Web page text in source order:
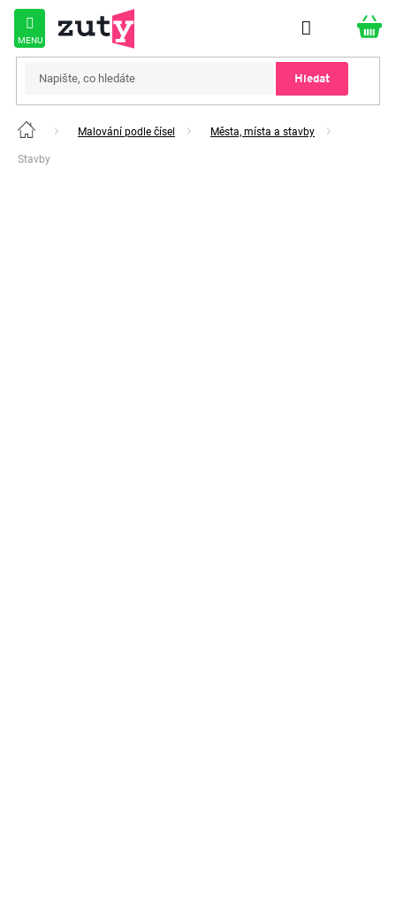
Přejít
obsah
Hledat
Domů Malování podle čísel Města, místa a stavby
Stavby